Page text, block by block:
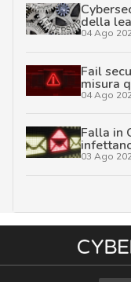
della
04 Ago
Fail
misura
04 Ago
Falla in
03 Ago